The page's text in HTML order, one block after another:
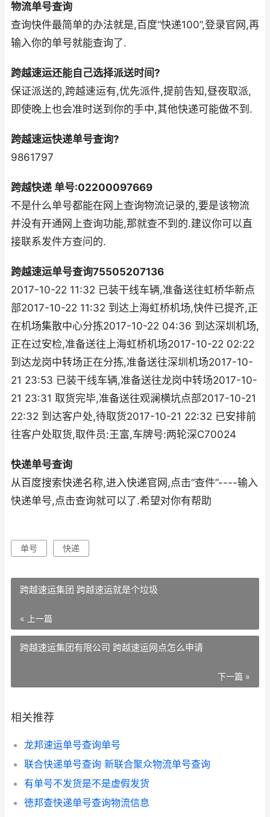
物流单号查询
查询快件最简单的办法就是,百度“快递100”,登录官网,再
输入你的单号就能查询了.
跨越速运还能自己选择派送时间?
保证派送的,跨越速运有,优先派件,提前告知,昼夜取派,
即使晚上也会准时送到你的手中,其他快递可能做不到.
跨越速运快递单号查询?
9861797
跨越快递 单号:02200097669
不是什么单号都能在网上查询物流记录的,要是该物流
并没有开通网上查询功能,那就查不到的.建议你可以直
接联系发件方查问的.
跨越速运单号查询75505207136
2017-10-22 11:32 已装干线车辆,准备送往虹桥华新点
部2017-10-22 11:32 到达上海虹桥机场,快件已提齐,正
在机场集散中心分拣2017-10-22 04:36 到达深圳机场,
正在过安检,准备送往上海虹桥机场2017-10-22 02:22
到达龙岗中转场正在分拣,准备送往深圳机场2017-10-
21 23:53 已装干线车辆,准备送往龙岗中转场2017-10-
21 23:31 取货完毕,准备送往观澜横坑点部2017-10-21
22:32 到达客户处,待取货2017-10-21 22:32 已安排前
往客户处取货,取件员:王富,车牌号:两轮深C70024
快递单号查询
从百度搜索快递名称,进入快递官网,点击“查件”----输入
快递单号,点击查询就可以了.希望对你有帮助
单号 快递
跨越速运集团 跨越速运就是个垃圾
« 上一篇
跨越速运集团有限公司 跨越速运网点怎么申请
下一篇 »
相关推荐
龙邦速运单号查询单号
联合快递单号查询 新联合聚众物流单号查询
有单号不发货是不是虚假发货
徳邦查快递单号查询物流信息